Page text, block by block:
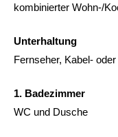
kombinierter Wohn-/
Unterhaltung
Fernseher, Kabel-
1. Badezimmer
WC und Dusche